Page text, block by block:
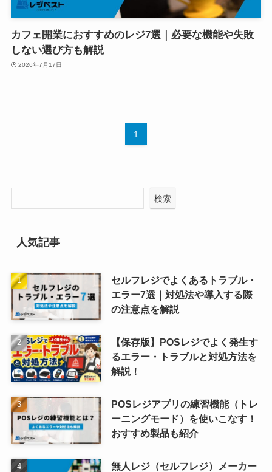
カフェ開業におすすめのレジ7選｜必要な機能や失敗
しない選び方も解説
2026年7月17日
1
検索
人気記事
セルフレジでよくあるトラブル・
エラー7選｜対処法や導入する際
の注意点を解説
【保存版】POSレジでよく発生す
るエラー・トラブルと対処方法を
解説！
POSレジアプリの練習機能（トレ
ーニングモード）を使いこなす！
おすすめ製品も紹介
無人レジ（セルフレジ）メーカー